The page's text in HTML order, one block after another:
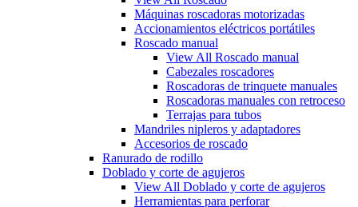
Máquinas roscadoras motorizadas
Accionamientos eléctricos portátiles
Roscado manual
View All Roscado manual
Cabezales roscadores
Roscadoras de trinquete manuales
Roscadoras manuales con retroceso
Terrajas para tubos
Mandriles nipleros y adaptadores
Accesorios de roscado
Ranurado de rodillo
Doblado y corte de agujeros
View All Doblado y corte de agujeros
Herramientas para perforar